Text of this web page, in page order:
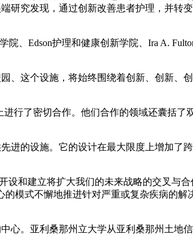
研究发现，通过创新改善患者护理，并转
Edson护理和健康创新学院、Ira A.
、这个设施，将始终围绕着创新、创新、
行了密切合作。他们合作的领域还囊括了
进的设施。它的设计在最大限度上增加了
和建立将扩大我们的未来战略的交叉与合
模式不懈地推进针对严重或复杂疾病的解
心。亚利桑那州立大学从亚利桑那州土地